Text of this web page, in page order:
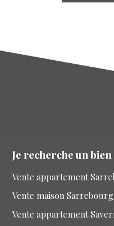
Je recherche un bien
Vente appartement
Vente maison Sarrebourg
Vente appartement